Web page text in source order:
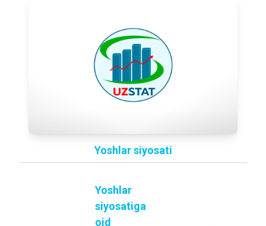
Yoshlar siyosati
Yoshlar
siyosatiga
oid